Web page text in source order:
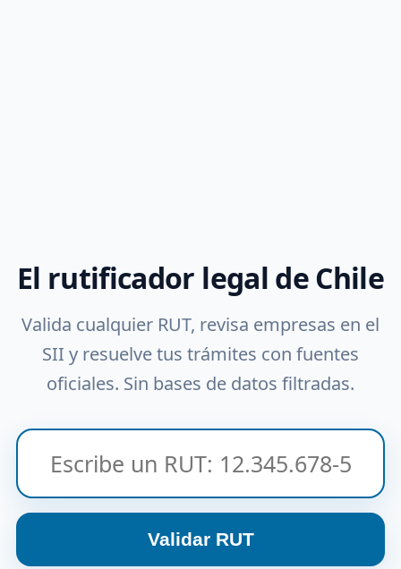
El rutificador legal de Chile
Valida cualquier RUT, revisa empresas en el
SII y resuelve tus trámites con fuentes
oficiales. Sin bases de datos filtradas.
Validar RUT